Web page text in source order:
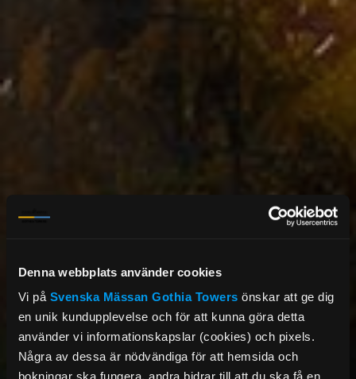
Denna webbplats använder cookies
Vi på Svenska Mässan Gothia Towersönskar att ge dig
en unik kundupplevelse och för att kunna göra detta
använder vi informationskapslar (cookies) och pixels.
Några av dessa är nödvändiga för att hemsida och